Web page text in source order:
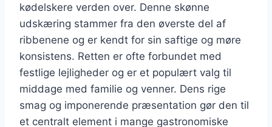
kødelskere verden over. Denne skønne
udskæring stammer fra den øverste del af
ribbenene og er kendt for sin saftige og møre
konsistens. Retten er ofte forbundet med
festlige lejligheder og er et populært valg til
middage med familie og venner. Dens rige
smag og imponerende præsentation gør den til
et centralt element i mange gastronomiske